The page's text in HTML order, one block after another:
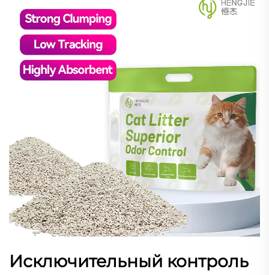
Исключительный контроль